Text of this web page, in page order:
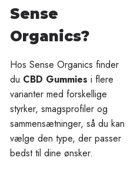
Sense
Organics?
Hos Sense Organics finder
du CBD Gummies i flere
varianter med forskellige
styrker, smagsprofiler og
sammensætninger, så du kan
vælge den type, der passer
bedst til dine ønsker.